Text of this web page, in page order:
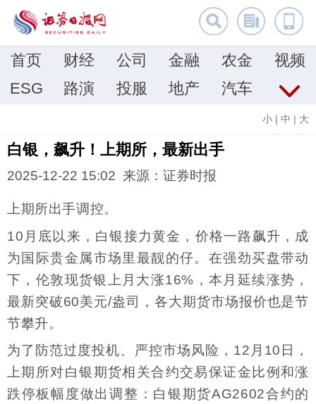
首页 财经 公司 金融 农金
视频
ESG
路演 投服 地产 汽车
小 | 中 | 大
白银，飙升！上期所，最新出手
2025-12-22 15:02 来源：证券时报
上期所出手调控。
10月底以来，白银接力黄金，价格一路飙升，成
为国际贵金属市场里最靓的仔。在强劲买盘带动
下，伦敦现货银上月大涨16%，本月延续涨势，
最新突破60美元/盎司，各大期货市场报价也是节
节攀升。
为了防范过度投机、严控市场风险，12月10日，
上期所对白银期货相关合约交易保证金比例和涨
跌停板幅度做出调整：白银期货AG2602合约的